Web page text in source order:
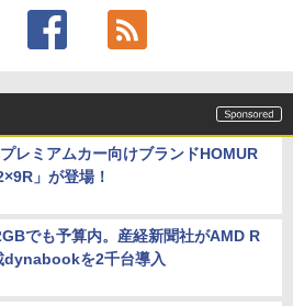
レミアムカー向けブランドHOMUR
」が登場！
でも予算内。産経新聞社がAMD R
dynabookを2千台導入